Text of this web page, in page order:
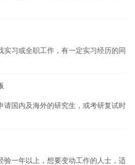
实习或全职工作，有一定实习经历的同
请国内及海外的研究生，或考研复试时
验一年以上，想要变动工作的人士，适